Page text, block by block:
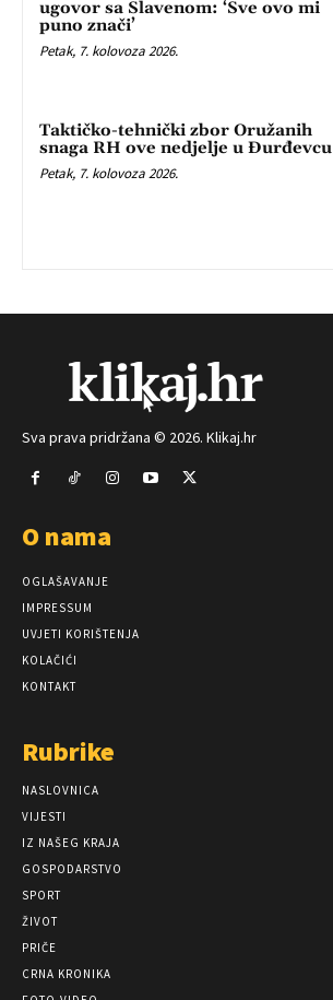
ugovor sa Slavenom: ‘Sve ovo mi
puno znači’
Petak, 7. kolovoza 2026.
Taktičko-tehnički zbor Oružanih
snaga RH ove nedjelje u Đurđevcu
Petak, 7. kolovoza 2026.
Sva prava pridržana © 2026. Klikaj.hr
O nama
OGLAŠAVANJE
IMPRESSUM
UVJETI KORIŠTENJA
KOLAČIĆI
KONTAKT
Rubrike
NASLOVNICA
VIJESTI
IZ NAŠEG KRAJA
GOSPODARSTVO
SPORT
ŽIVOT
PRIČE
CRNA KRONIKA